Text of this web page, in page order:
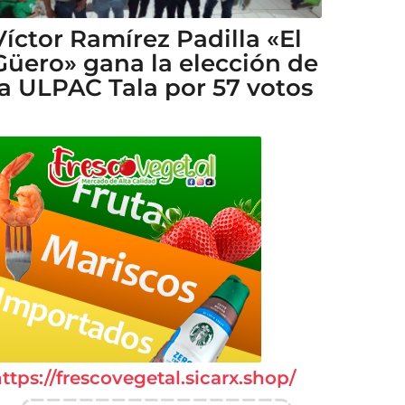
Ramírez Padilla «El
gana la elección de
ULPAC Tala por 57 votos
frescovegetal.sicarx.shop/